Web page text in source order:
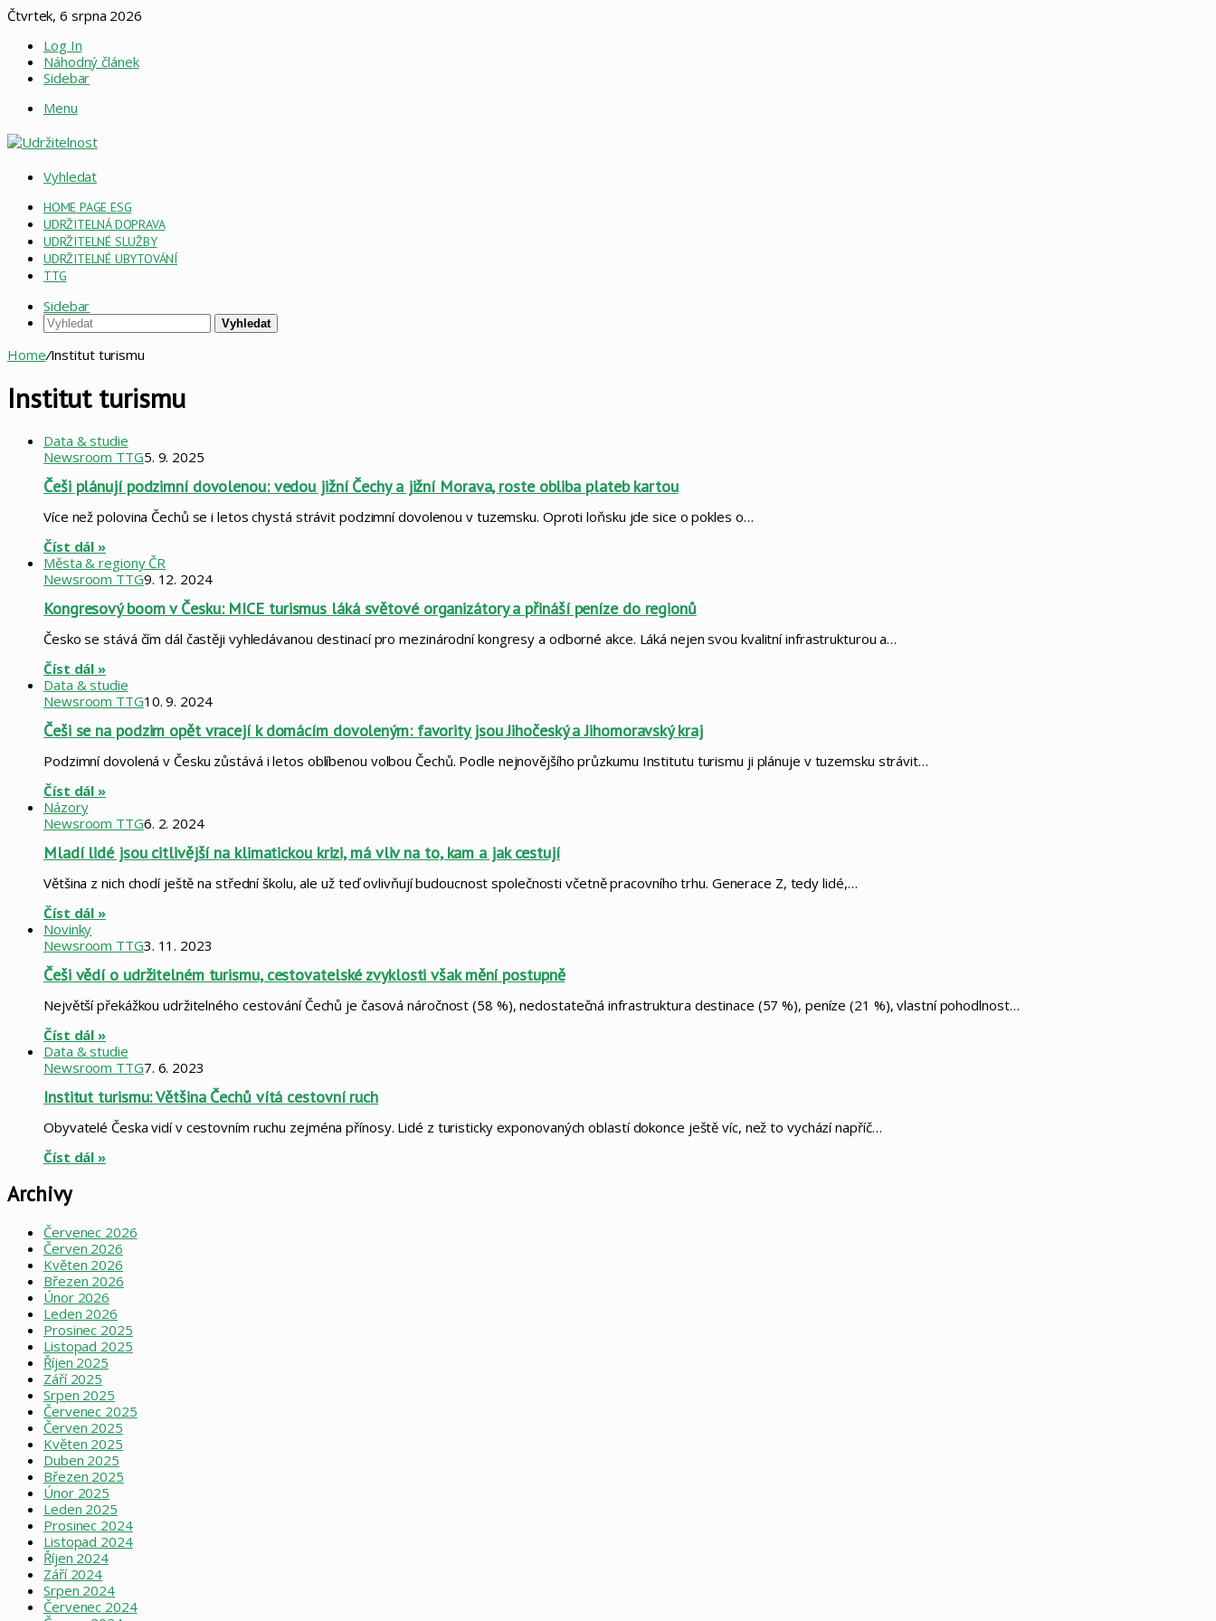
Čtvrtek, 6 srpna 2026
Log In
Náhodný článek
Sidebar
Menu
Vyhledat
HOME PAGE ESG
UDRŽITELNÁ DOPRAVA
UDRŽITELNÉ SLUŽBY
UDRŽITELNÉ UBYTOVÁNÍ
TTG
Sidebar
Vyhledat
Home/Institut turismu
Institut turismu
Data & studie
Newsroom TTG5. 9. 2025
Češi plánují podzimní dovolenou: vedou jižní Čechy a jižní Morava, roste obliba plateb kartou
Více než polovina Čechů se i letos chystá strávit podzimní dovolenou v tuzemsku. Oproti loňsku jde sice o pokles o…
Číst dál »
Města & regiony ČR
Newsroom TTG9. 12. 2024
Kongresový boom v Česku: MICE turismus láká světové organizátory a přináší peníze do regionů
Česko se stává čím dál častěji vyhledávanou destinací pro mezinárodní kongresy a odborné akce. Láká nejen svou kvalitní infrastrukturou a…
Číst dál »
Data & studie
Newsroom TTG10. 9. 2024
Češi se na podzim opět vracejí k domácím dovoleným: favority jsou Jihočeský a Jihomoravský kraj
Podzimní dovolená v Česku zůstává i letos oblíbenou volbou Čechů. Podle nejnovějšího průzkumu Institutu turismu ji plánuje v tuzemsku strávit…
Číst dál »
Názory
Newsroom TTG6. 2. 2024
Mladí lidé jsou citlivější na klimatickou krizi, má vliv na to, kam a jak cestují
Většina z nich chodí ještě na střední školu, ale už teď ovlivňují budoucnost společnosti včetně pracovního trhu. Generace Z, tedy lidé,…
Číst dál »
Novinky
Newsroom TTG3. 11. 2023
Češi vědí o udržitelném turismu, cestovatelské zvyklosti však mění postupně
Největší překážkou udržitelného cestování Čechů je časová náročnost (58 %), nedostatečná infrastruktura destinace (57 %), peníze (21 %), vlastní pohodlnost…
Číst dál »
Data & studie
Newsroom TTG7. 6. 2023
Institut turismu: Většina Čechů vítá cestovní ruch
Obyvatelé Česka vidí v cestovním ruchu zejména přínosy. Lidé z turisticky exponovaných oblastí dokonce ještě víc, než to vychází napříč…
Číst dál »
Archivy
Červenec 2026
Červen 2026
Květen 2026
Březen 2026
Únor 2026
Leden 2026
Prosinec 2025
Listopad 2025
Říjen 2025
Září 2025
Srpen 2025
Červenec 2025
Červen 2025
Květen 2025
Duben 2025
Březen 2025
Únor 2025
Leden 2025
Prosinec 2024
Listopad 2024
Říjen 2024
Září 2024
Srpen 2024
Červenec 2024